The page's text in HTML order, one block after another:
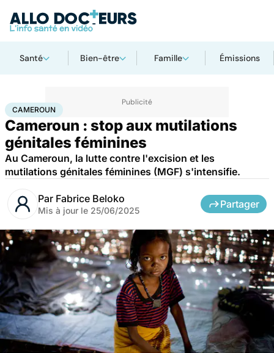
Santé Bien-être Famille Émissions
AccueilSanté Société
CAMEROUN
Cameroun : stop aux mutilations
génitales féminines
Au Cameroun, la lutte contre l'excision et les
mutilations génitales féminines (MGF) s'intensifie.
Par Fabrice Beloko
Mis à jour le 25/06/2025
Partager